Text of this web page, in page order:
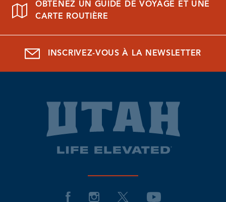
OBTENEZ UN GUIDE DE VOYAGE ET UNE
CARTE ROUTIÈRE
INSCRIVEZ-VOUS À LA NEWSLETTER